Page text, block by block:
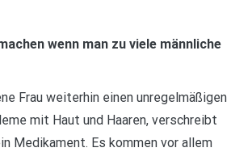
wenn man zu viele männliche
Frau weiterhin einen unregelmäßigen
mit Haut und Haaren, verschreibt
Medikament. Es kommen vor allem